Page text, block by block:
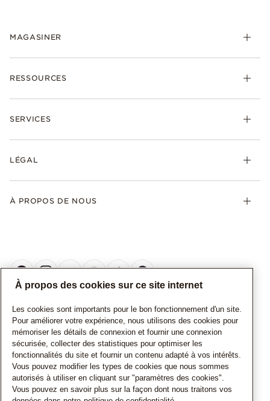
MAGASINER
RESSOURCES
SERVICES
LÉGAL
À PROPOS DE NOUS
CANADA Français
© TOUS DROITS RESERVES. 2026 Pandora
À propos des cookies sur ce site internet
Les cookies sont importants pour le bon fonctionnement d'un site.
Pour améliorer votre expérience, nous utilisons des cookies pour
mémoriser les détails de connexion et fournir une connexion
sécurisée, collecter des statistiques pour optimiser les
fonctionnalités du site et fournir un contenu adapté à vos intérêts.
Vous pouvez modifier les types de cookies que nous sommes
autorisés à utiliser en cliquant sur "paramètres des cookies".
Vous pouvez en savoir plus sur la façon dont nous traitons vos